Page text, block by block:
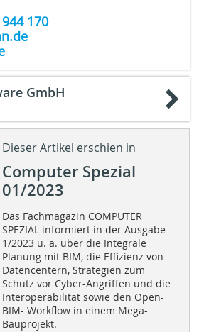
170
GmbH
Dieser Artikel erschien in
Computer Spezial
01/2023
Das Fachmagazin COMPUTER
SPEZIAL informiert in der Ausgabe
1/2023 u. a. über die Integrale
Planung mit BIM, die Effizienz von
Datencentern, Strategien zum
Schutz vor Cyber-Angriffen und die
Interoperabilität sowie den Open-
BIM- Workflow in einem Mega-
Bauprojekt.